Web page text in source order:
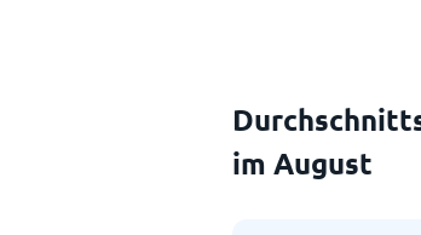
im August